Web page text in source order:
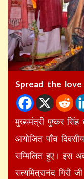
Spread the love
मुख्यमंत्री पुष्कर
आयोजित पाँच
सम्मिलित हुए। इस
सत्यमित्रानंद गिरी